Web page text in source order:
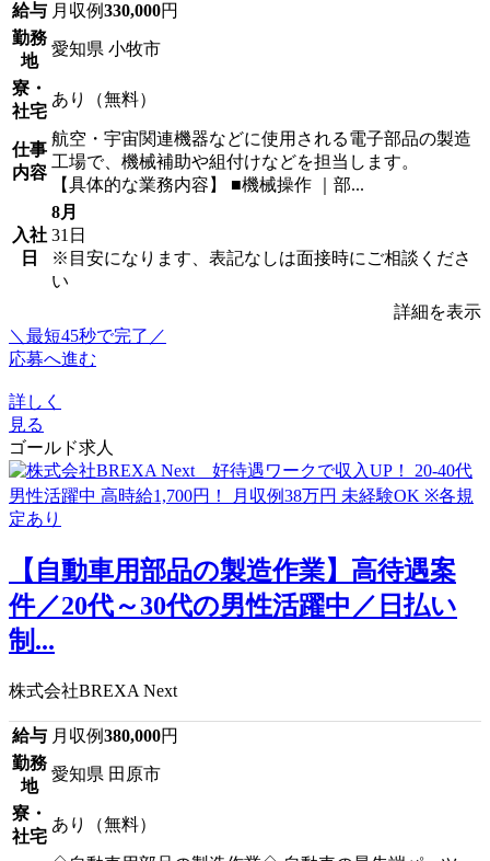
給与 月収例330,000円
勤務
地
愛知県 小牧市
寮・
社宅
あり（無料）
仕事
内容
航空・宇宙関連機器などに使用される電子部品の製造
工場で、機械補助や組付けなどを担当します。
【具体的な業務内容】 ■機械操作 ｜部...
入社
日
8月
31日
※目安になります、表記なしは面接時にご相談くださ
い
詳細を表示
＼最短45秒で完了／
応募へ進む
詳しく
見る
ゴールド求人
【自動車用部品の製造作業】高待遇案
件／20代～30代の男性活躍中／日払い
制...
株式会社BREXA Next
給与 月収例380,000円
勤務
地
愛知県 田原市
寮・
社宅
あり（無料）